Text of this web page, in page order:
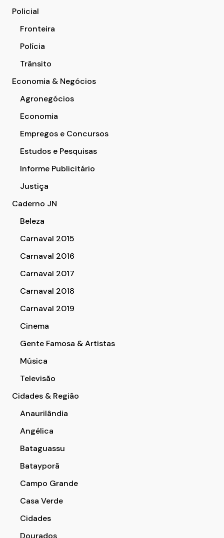
Policial
Fronteira
Polícia
Trânsito
Economia & Negócios
Agronegócios
Economia
Empregos e Concursos
Estudos e Pesquisas
Informe Publicitário
Justiça
Caderno JN
Beleza
Carnaval 2015
Carnaval 2016
Carnaval 2017
Carnaval 2018
Carnaval 2019
Cinema
Gente Famosa & Artistas
Música
Televisão
Cidades & Região
Anaurilândia
Angélica
Bataguassu
Batayporã
Campo Grande
Casa Verde
Cidades